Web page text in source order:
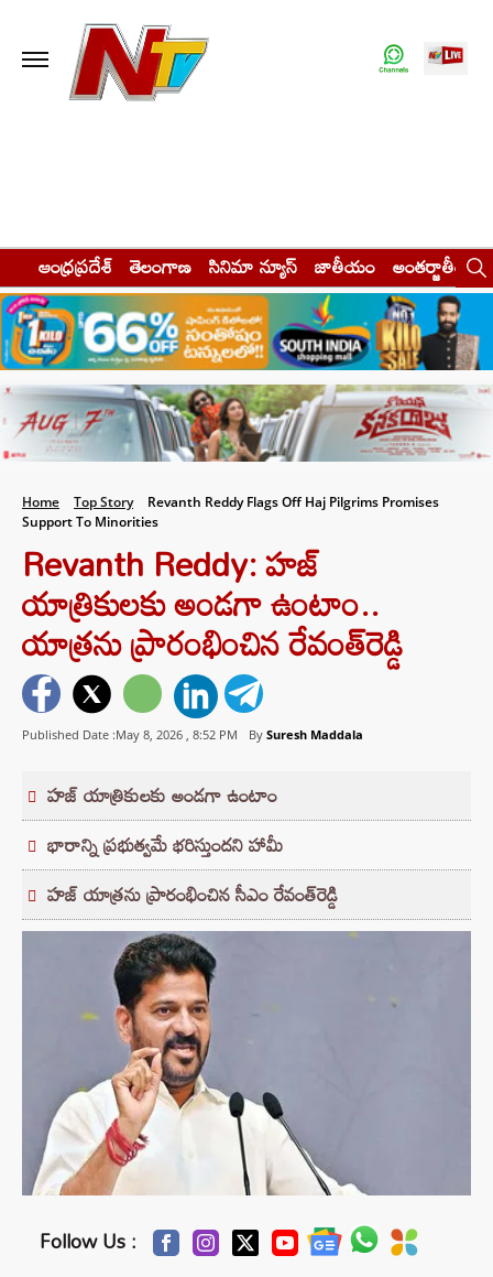
ఆంధ్రప్రదేశ్ తెలంగాణ సినిమా న్యూస్ జాతీయం అంతర్జాతీయం
Home Top Story
Revanth Reddy Flags Off Haj Pilgrims Promises
Support To Minorities
Revanth Reddy: హజ్
యాత్రికులకు అండగా ఉంటాం..
యాత్రను ప్రారంభించిన రేవంత్‌రెడ్డి
Published Date :May 8, 2026 , 8:52 PM By Suresh Maddala
హజ్ యాత్రికులకు అండగా ఉంటాం
భారాన్ని ప్రభుత్వమే భరిస్తుందని హామీ
హజ్ యాత్రను ప్రారంభించిన సీఎం రేవంత్‌రెడ్డి
Follow Us :